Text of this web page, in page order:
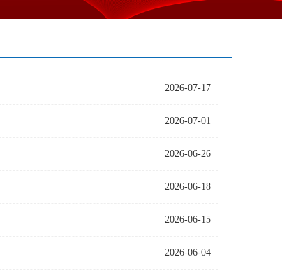
2026-07-17
2026-07-01
2026-06-26
2026-06-18
2026-06-15
2026-06-04